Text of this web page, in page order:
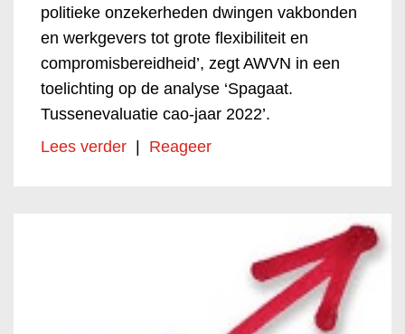
politieke onzekerheden dwingen vakbonden
en werkgevers tot grote flexibiliteit en
compromisbereidheid’, zegt AWVN in een
toelichting op de analyse ‘Spagaat.
Tussenevaluatie cao-jaar 2022’.
Lees verder | Reageer